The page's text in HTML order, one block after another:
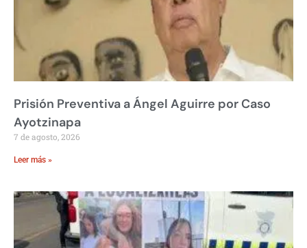
Prisión Preventiva a Ángel Aguirre por Caso
Ayotzinapa
7 de agosto, 2026
Leer más »